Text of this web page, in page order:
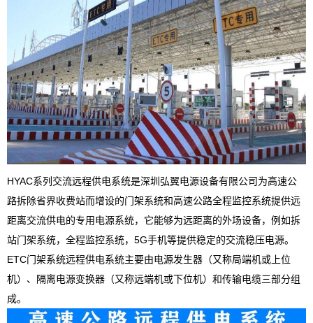
HYAC系列交流远程供电系统是深圳弘翼电源设备有限公司为高速公
路拆除省界收费站而增设的门架系统和高速公路全程监控系统提供远
距离交流供电的专用电源系统，它能够为远距离的外场设备，例如拆
站门架系统，全程监控系统，5G手机等提供稳定的交流稳压电源。
ETC门架系统远程供电系统主要由电源发生器（又称局端机或上位
机）、隔离电源变换器（又称远端机或下位机）和传输电缆三部分组
成。